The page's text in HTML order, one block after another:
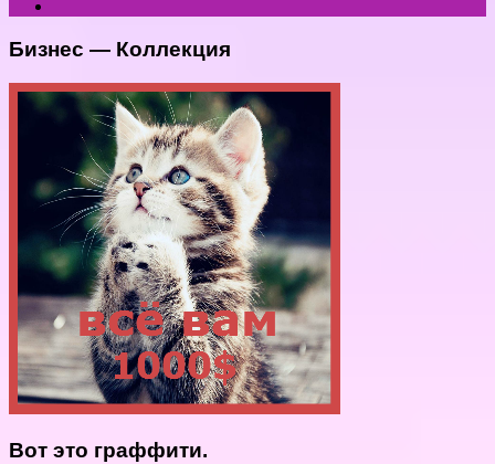
Бизнес — Коллекция
Вот это граффити.